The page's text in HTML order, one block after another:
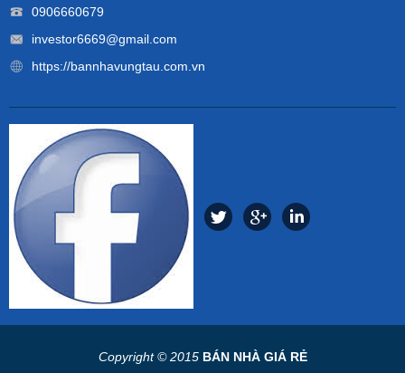
0906660679
investor6669@gmail.com
https://bannhavungtau.com.vn
Copyright © 2015 BÁN NHÀ GIÁ RẺ